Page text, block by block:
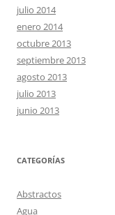
julio 2014
enero 2014
octubre 2013
septiembre 2013
agosto 2013
julio 2013
junio 2013
CATEGORÍAS
Abstractos
Agua